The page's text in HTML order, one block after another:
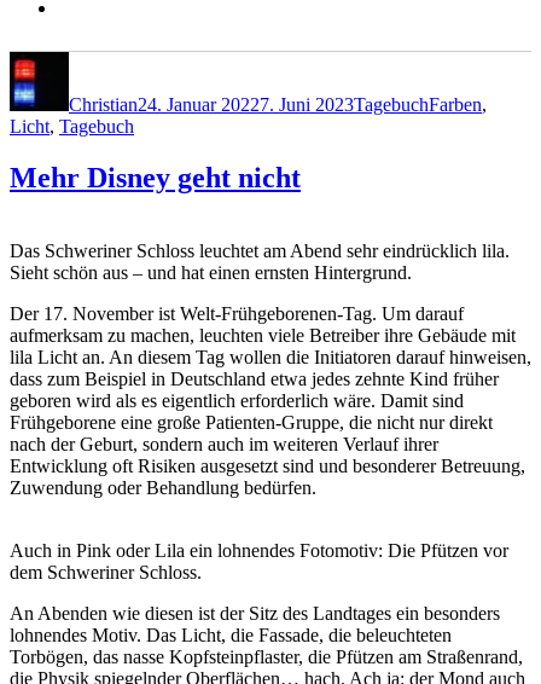
Christian24. Januar 20227. Juni 2023TagebuchFarben,
Licht, Tagebuch
Mehr Disney geht nicht
Das Schweriner Schloss leuchtet am Abend sehr eindrücklich lila.
Sieht schön aus – und hat einen ernsten Hintergrund.
Der 17. November ist Welt-Frühgeborenen-Tag. Um darauf
aufmerksam zu machen, leuchten viele Betreiber ihre Gebäude mit
lila Licht an. An diesem Tag wollen die Initiatoren darauf hinweisen,
dass zum Beispiel in Deutschland etwa jedes zehnte Kind früher
geboren wird als es eigentlich erforderlich wäre. Damit sind
Frühgeborene eine große Patienten-Gruppe, die nicht nur direkt
nach der Geburt, sondern auch im weiteren Verlauf ihrer
Entwicklung oft Risiken ausgesetzt sind und besonderer Betreuung,
Zuwendung oder Behandlung bedürfen.
Auch in Pink oder Lila ein lohnendes Fotomotiv: Die Pfützen vor
dem Schweriner Schloss.
An Abenden wie diesen ist der Sitz des Landtages ein besonders
lohnendes Motiv. Das Licht, die Fassade, die beleuchteten
Torbögen, das nasse Kopfsteinpflaster, die Pfützen am Straßenrand,
die Physik spiegelnder Oberflächen… hach. Ach ja: der Mond auch